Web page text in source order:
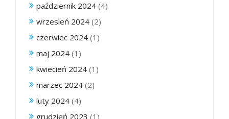
październik 2024 (4)
wrzesień 2024 (2)
czerwiec 2024 (1)
maj 2024 (1)
kwiecień 2024 (1)
marzec 2024 (2)
luty 2024 (4)
grudzień 2023 (1)